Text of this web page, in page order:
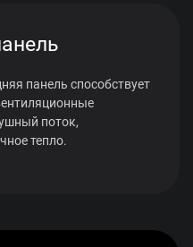
панель способствует
поток,
тепло.